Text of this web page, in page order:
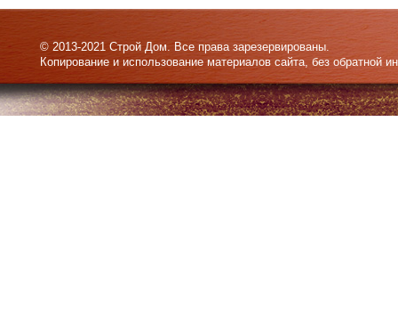
© 2013-2021 Строй Дом. Все права зарезервированы.
Копирование и использование материалов сайта, без обратной